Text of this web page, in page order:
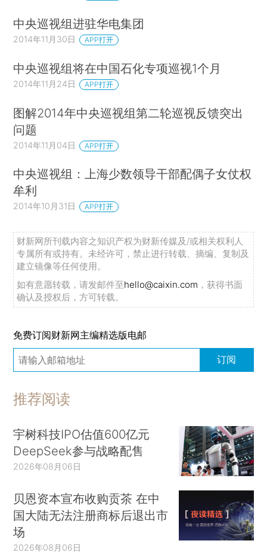
中央巡视组进驻华电集团
2014年11月30日 APP打开
中央巡视组将在中国石化专项巡视1个月
2014年11月24日 APP打开
图解2014年中央巡视组第二轮巡视反馈突出
问题
2014年11月04日 APP打开
中央巡视组：上海少数领导干部配偶子女仗权
牟利
2014年10月31日 APP打开
财新网所刊载内容之知识产权为财新传媒及/或相关权利人
专属所有或持有。未经许可，禁止进行转载、摘编、复制及
建立镜像等任何使用。
如有意愿转载，请发邮件至hello@caixin.com ，获得书面
确认及授权后，方可转载。
免费订阅财新网主编精选版电邮
订阅
推荐阅读
宇树科技IPO估值600亿元
DeepSeek参与战略配售
2026年08月06日
贝恩资本宣布收购贡茶 在中
国大陆无法注册商标后退出市
场
2026年08月06日